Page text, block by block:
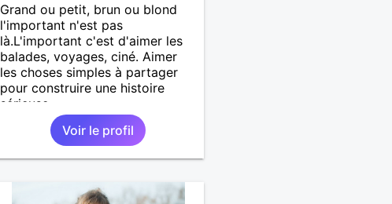
Grand ou petit, brun ou blond
l'important n'est pas
là.L'important c'est d'aimer les
balades, voyages, ciné. Aimer
les choses simples à partager
pour construire une histoire
sérieuse.
Voir le profil